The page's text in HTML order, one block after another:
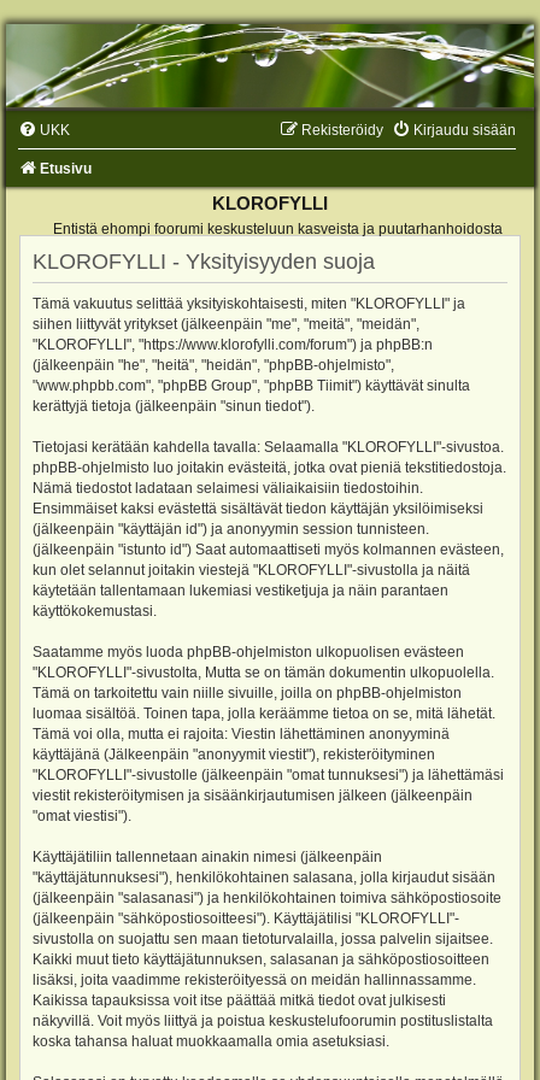
UKK Kirjaudu sisään
Rekisteröidy
Etusivu
KLOROFYLLI
Entistä ehompi foorumi keskusteluun kasveista ja puutarhanhoidosta
KLOROFYLLI - Yksityisyyden suoja
Tämä vakuutus selittää yksityiskohtaisesti, miten "KLOROFYLLI" ja
siihen liittyvät yritykset (jälkeenpäin "me", "meitä", "meidän",
"KLOROFYLLI", "https://www.klorofylli.com/forum") ja phpBB:n
(jälkeenpäin "he", "heitä", "heidän", "phpBB-ohjelmisto",
"www.phpbb.com", "phpBB Group", "phpBB Tiimit") käyttävät sinulta
kerättyjä tietoja (jälkeenpäin "sinun tiedot").
Tietojasi kerätään kahdella tavalla: Selaamalla "KLOROFYLLI"-sivustoa.
phpBB-ohjelmisto luo joitakin evästeitä, jotka ovat pieniä tekstitiedostoja.
Nämä tiedostot ladataan selaimesi väliaikaisiin tiedostoihin.
Ensimmäiset kaksi evästettä sisältävät tiedon käyttäjän yksilöimiseksi
(jälkeenpäin "käyttäjän id") ja anonyymin session tunnisteen.
(jälkeenpäin "istunto id") Saat automaattiseti myös kolmannen evästeen,
kun olet selannut joitakin viestejä "KLOROFYLLI"-sivustolla ja näitä
käytetään tallentamaan lukemiasi vestiketjuja ja näin parantaen
käyttökokemustasi.
Saatamme myös luoda phpBB-ohjelmiston ulkopuolisen evästeen
"KLOROFYLLI"-sivustolta, Mutta se on tämän dokumentin ulkopuolella.
Tämä on tarkoitettu vain niille sivuille, joilla on phpBB-ohjelmiston
luomaa sisältöä. Toinen tapa, jolla keräämme tietoa on se, mitä lähetät.
Tämä voi olla, mutta ei rajoita: Viestin lähettäminen anonyyminä
käyttäjänä (Jälkeenpäin "anonyymit viestit"), rekisteröityminen
"KLOROFYLLI"-sivustolle (jälkeenpäin "omat tunnuksesi") ja lähettämäsi
viestit rekisteröitymisen ja sisäänkirjautumisen jälkeen (jälkeenpäin
"omat viestisi").
Käyttäjätiliin tallennetaan ainakin nimesi (jälkeenpäin
"käyttäjätunnuksesi"), henkilökohtainen salasana, jolla kirjaudut sisään
(jälkeenpäin "salasanasi") ja henkilökohtainen toimiva sähköpostiosoite
(jälkeenpäin "sähköpostiosoitteesi"). Käyttäjätilisi "KLOROFYLLI"-
sivustolla on suojattu sen maan tietoturvalailla, jossa palvelin sijaitsee.
Kaikki muut tieto käyttäjätunnuksen, salasanan ja sähköpostiosoitteen
lisäksi, joita vaadimme rekisteröityessä on meidän hallinnassamme.
Kaikissa tapauksissa voit itse päättää mitkä tiedot ovat julkisesti
näkyvillä. Voit myös liittyä ja poistua keskustelufoorumin postituslistalta
koska tahansa haluat muokkaamalla omia asetuksiasi.